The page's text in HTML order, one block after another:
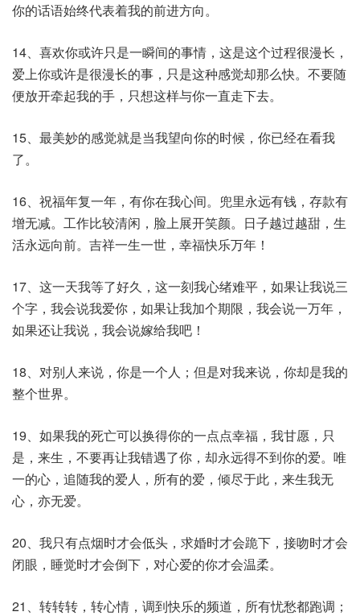
你的话语始终代表着我的前进方向。
14、喜欢你或许只是一瞬间的事情，这是这个过程很漫长，
爱上你或许是很漫长的事，只是这种感觉却那么快。不要随
便放开牵起我的手，只想这样与你一直走下去。
15、最美妙的感觉就是当我望向你的时候，你已经在看我
了。
16、祝福年复一年，有你在我心间。兜里永远有钱，存款有
增无减。工作比较清闲，脸上展开笑颜。日子越过越甜，生
活永远向前。吉祥一生一世，幸福快乐万年！
17、这一天我等了好久，这一刻我心绪难平，如果让我说三
个字，我会说我爱你，如果让我加个期限，我会说一万年，
如果还让我说，我会说嫁给我吧！
18、对别人来说，你是一个人；但是对我来说，你却是我的
整个世界。
19、如果我的死亡可以换得你的一点点幸福，我甘愿，只
是，来生，不要再让我错遇了你，却永远得不到你的爱。唯
一的心，追随我的爱人，所有的爱，倾尽于此，来生我无
心，亦无爱。
20、我只有点烟时才会低头，求婚时才会跪下，接吻时才会
闭眼，睡觉时才会倒下，对心爱的你才会温柔。
21、转转转，转心情，调到快乐的频道，所有忧愁都跑调；